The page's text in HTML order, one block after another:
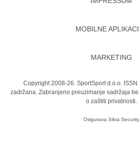
MOBILNE
MARKETING
Copyright 2008-26. SportSport d.o.o.
zadržana. Zabranjeno preuzimanje sadržaja
o zaštiti privatnosti.
Osigurava Sikra Security